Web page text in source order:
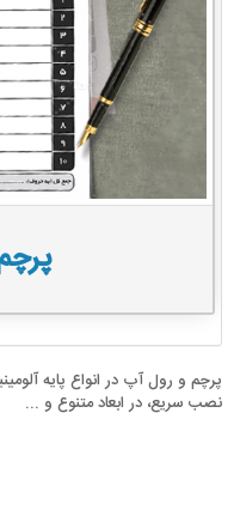
پرچم و رول آپ در انواع پایه
نصب سریع، در ابعاد متنوع و ...